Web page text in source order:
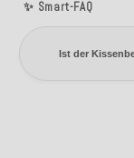
✨ Smart-FAQ
Ist der